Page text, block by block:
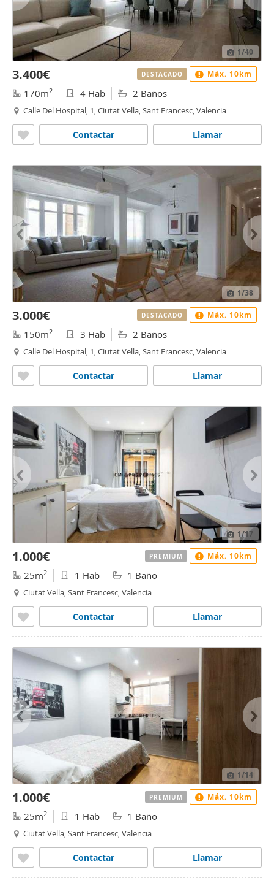
1/40
3.400€
170m2 4 Hab 2 Baños
Calle Del Hospital, 1, Ciutat Vella, Sant Francesc, Valencia
Llamar
Contactar
DESTACADO Máx. 10km
1/38
3.000€
150m2 3 Hab 2 Baños
Calle Del Hospital, 1, Ciutat Vella, Sant Francesc, Valencia
Llamar
Contactar
DESTACADO Máx. 10km
1/17
1.000€
25m2 1 Hab 1 Baño
Ciutat Vella, Sant Francesc, Valencia
Llamar
Contactar
PREMIUM Máx. 10km
1/14
1.000€
25m2 1 Hab 1 Baño
Ciutat Vella, Sant Francesc, Valencia
Llamar
Contactar
PREMIUM Máx. 10km